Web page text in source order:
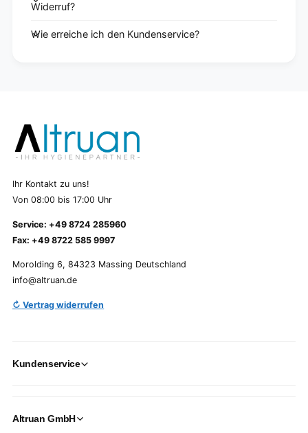
Widerruf?
Wie erreiche ich den Kundenservice?
Ihr Kontakt zu uns!
Von 08:00 bis 17:00 Uhr
Service: +49 8724 285960
Fax: +49 8722 585 9997
Morolding 6, 84323 Massing Deutschland
info@altruan.de
↻ Vertrag widerrufen
Kundenservice
Altruan GmbH